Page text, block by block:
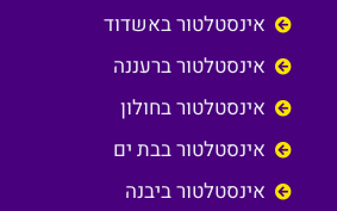
אינסטלטור באשדוד
אינסטלטור ברעננה
אינסטלטור בחולון
אינסטלטור בבת ים
אינסטלטור ביבנה